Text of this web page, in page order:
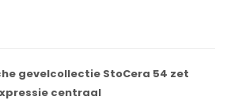
gevelcollectie StoCera 54 zet
centraal